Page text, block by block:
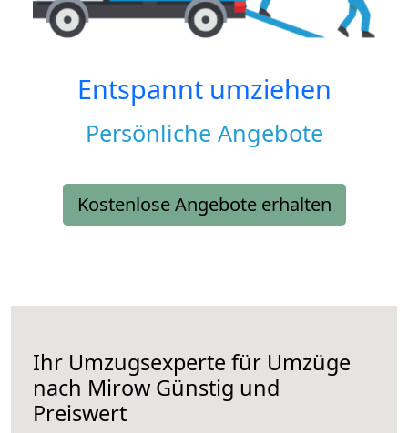
Entspannt umziehen
Persönliche Angebote
Kostenlose Angebote erhalten
Ihr Umzugsexperte für Umzüge
nach Mirow Günstig und
Preiswert